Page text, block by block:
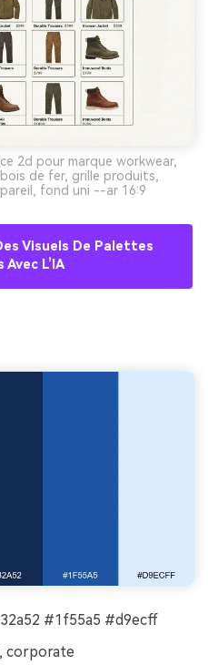
2d pour marque workwear,
de fer, grille produits,
fond uni --ar 16:9
Visuels De Palettes
L’IA
#1f55a5 #d9ecff
corporate